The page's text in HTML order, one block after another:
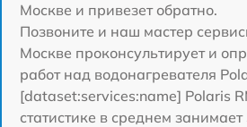
Москве и привезет обратно.
Позвоните и наш мастер
Москве проконсультирует и
работ над водонагревателя
[dataset:services:name] Polaris
статистике в среднем